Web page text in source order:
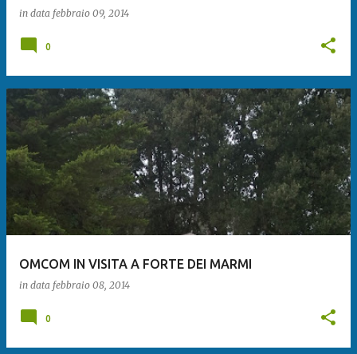
in data febbraio 09, 2014
0
OMCOM IN VISITA A FORTE DEI MARMI
in data febbraio 08, 2014
0